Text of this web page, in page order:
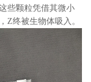
些颗粒凭借其微小
Z终被生物体吸入。